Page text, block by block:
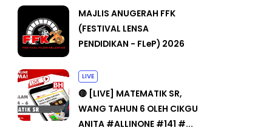
MAJLIS ANUGERAH FFK
(FESTIVAL LENSA
PENDIDIKAN - FLeP) 2026
LIVE
🔴 [LIVE] MATEMATIK SR,
WANG TAHUN 6 OLEH CIKGU
ANITA #ALLINONE #141 #...